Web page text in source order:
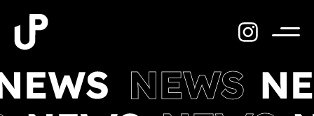
Inhalt
springen